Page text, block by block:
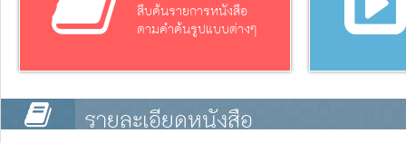
สืบค้นรายการหนังสือ
ตามคำค้นรูปแบบต่างๆ
รายละเอียดหนังสือ